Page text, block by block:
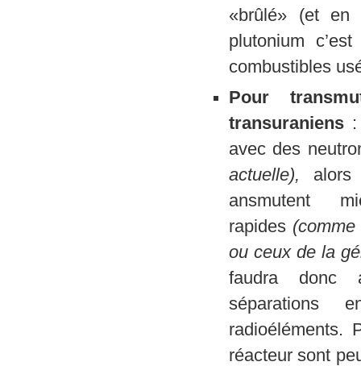
«brûlé» (et en
plutonium
combustibles
Pour
transuraniens
avec des
actuelle),
ansmutent
rapides
ou ceux de la
faudra donc
séparations
radioéléments.
réacteur sont